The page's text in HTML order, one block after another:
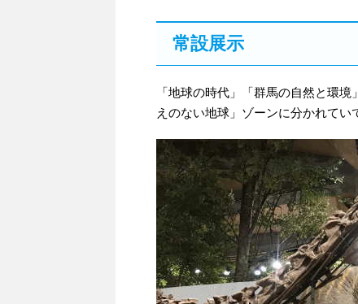
常設展示
「地球の時代」「群馬の自然と環
えのない地球」ゾーンに分かれてい